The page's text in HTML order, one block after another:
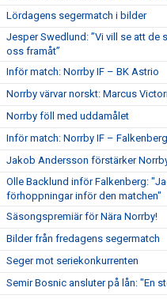
Lördagens segermatch i bilder
Jesper Swedlund: ”Vi vill se att de
oss framåt”
Inför match: Norrby IF – BK Astrio
Norrby värvar norskt: Marcus
Norrby föll med uddamålet
Inför match: Norrby IF –
Jakob Andersson förstärker
Olle Backlund inför Falkenberg:
förhoppningar inför den matchen"
Säsongspremiär för Nära Norrby!
Bilder från fredagens segermatch
Seger mot seriekonkurrenten
Semir Bosnic ansluter på lån: "En